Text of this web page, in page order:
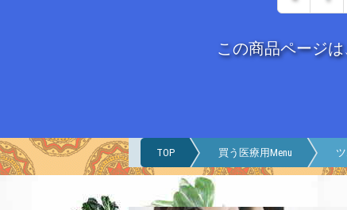
この商品ページは
TOP 買う医療用Menu